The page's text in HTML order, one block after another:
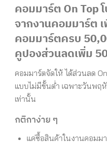
คอมมาร์ต On Top
จากงานคอมมาร์ต
คอมมาร์ตครบ
คูปองส่วนลดเพิ่ม
คอมมาร์ตจัดให้ ได้ส่วนลด
แบบไม่มีขั้นต่ำ เฉพาะวันพฤ
เท่านั้น
กติกาง่าย ๆ
แค่ซื้อสินค้าในงานคอมม